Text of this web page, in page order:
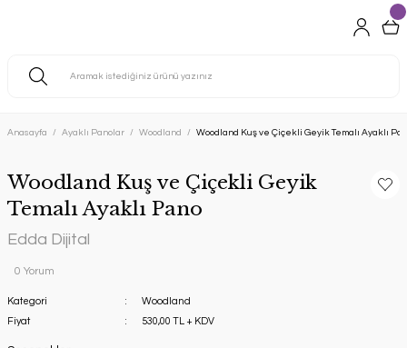
Anasayfa Ayaklı Panolar Woodland Woodland Kuş ve Çiçekli Geyik Temalı Ayaklı
Woodland Kuş ve Çiçekli Geyik
Temalı Ayaklı Pano
Edda Dijital
0 Yorum
Kategori
Woodland
Fiyat
530,00 TL + KDV